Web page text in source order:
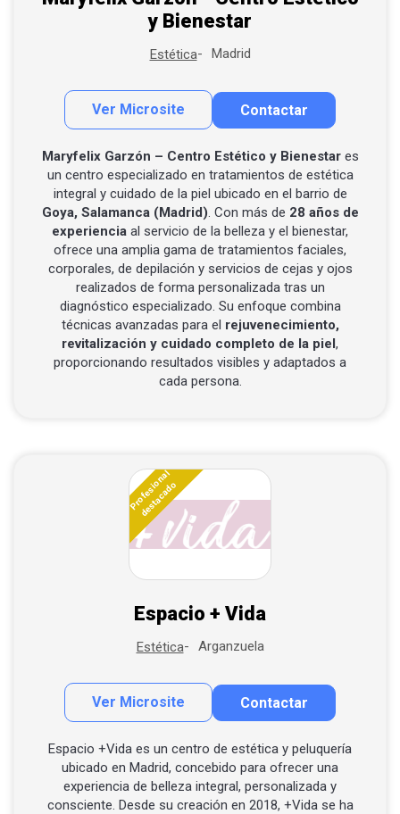
y Bienestar
Estética Madrid
Ver Microsite Contactar
Contactar por correo
Llamar por teléfono
Contactar por Whatsapp
Maryfelix Garzón – Centro Estético y Bienestares
un centro especializado en tratamientos de estética
integral y cuidado de la piel ubicado en el barrio de
Goya, Salamanca (Madrid). Con más de 28 años de
experiencia al servicio de la belleza y el bienestar,
ofrece una amplia gama de tratamientos faciales,
corporales, de depilación y servicios de cejas y ojos
realizados de forma personalizada tras un
diagnóstico especializado. Su enfoque combina
técnicas avanzadas para el rejuvenecimiento,
revitalización y cuidado completo de la piel,
proporcionando resultados visibles y adaptados a
cada persona.
Profesional
destacado
Espacio + Vida
Estética Arganzuela
Ver Microsite Contactar
Contactar por correo
Llamar por teléfono
Contactar por Whatsapp
Espacio +Vida es un centro de estética y peluquería
ubicado en Madrid, concebido para ofrecer una
experiencia de belleza integral, personalizada y
consciente. Desde su creación en 2018, +Vida se ha